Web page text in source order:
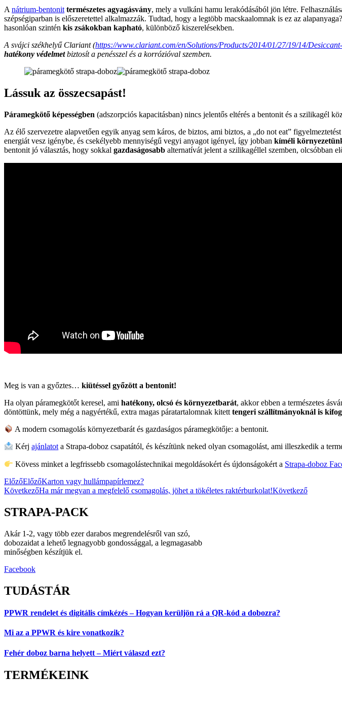
A nátrium-bentonit természetes agyagásvány, mely a vulkáni hamu lerakódásából jön létre.
szépségiparban is előszeretettel alkalmazzák. Tudtad, hogy a legtöbb macskaalomnak is ez az
hasonlóan szintén kis zsákokban kapható, különböző kiszerelésekben.
A svájci székhelyű Clariant (https://www.clariant.com/en/Solutions/Products/2014/01/27/19/14/
hatékony védelmetbiztosít a penésszel és a korrózióval szemben.
Lássuk az összecsapást!
Páramegkötő képességben (adszorpciós kapacitásban) nincs jelentős eltérés a bentonit és a szilikagél
Az élő szervezetre alapvetően egyik anyag sem káros, de biztos, ami biztos, a „do not eat”
energiát vesz igénybe, és csekélyebb mennyiségű vegyi anyagot igényel, így jobban kíméli
bentonit jó választás, hogy sokkal gazdaságosabb alternatívát jelent a szilikagéllel szemben, olcsóbban
Meg is van a győztes… kiütéssel győzött a bentonit!
Ha olyan páramegkötőt keresel, ami hatékony, olcsó és környezetbarát, akkor ebben a természetes
döntöttünk, mely még a nagyértékű, extra magas páratartalomnak kitett tengeri szállítmányoknál is
A modern csomagolás környezetbarát és gazdaságos páramegkötője: a bentonit.
Kérjajánlatota Strapa-doboz csapatától, és készítünk neked olyan csomagolást, ami illeszkedik a
Kövess minket a legfrissebb csomagolástechnikai megoldásokért és újdonságokért a Strapa-doboz
ElőzőElőzőKarton vagy hullámpapírlemez?
KövetkezőHa már megvan a megfelelő csomagolás, jöhet a tökéletes raktérburkolat!Következő
STRAPA-PACK
Akár 1-2, vagy több ezer darabos megrendelésről van szó,
dobozaidat a lehető legnagyobb gondossággal, a legmagasabb
minőségben készítjük el.
Facebook
TUDÁSTÁR
PPWR rendelet és digitális címkézés – Hogyan kerüljön rá a QR-kód a dobozra?
Mi az a PPWR és kire vonatkozik?
Fehér doboz barna helyett – Miért válaszd ezt?
TERMÉKEINK